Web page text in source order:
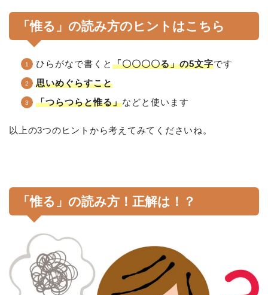
「惟る」の読み方のヒントはこちら
ひらがなで書くと 「〇〇〇〇る」の5文字です
思いめぐらすこと
「つらつらと惟る」などと使います
以上の3つのヒントから考えてみてくださいね。
「惟る」の読み方！正解は！？